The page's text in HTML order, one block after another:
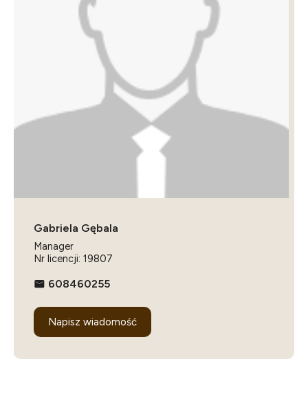
Gabriela Gębala
Manager
Nr licencji: 19807
608460255
Napisz wiadomość